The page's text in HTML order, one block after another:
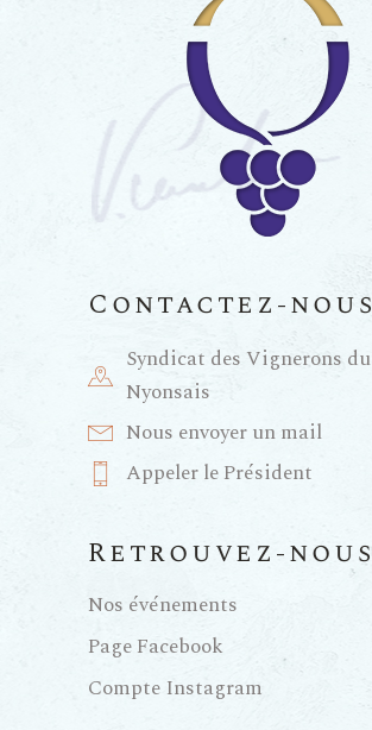
Contactez-nous
Syndicat des Vignerons du
Nyonsais
Nous envoyer un mail
Appeler le Président
Retrouvez-nous
Nos événements
Page Facebook
Compte Instagram